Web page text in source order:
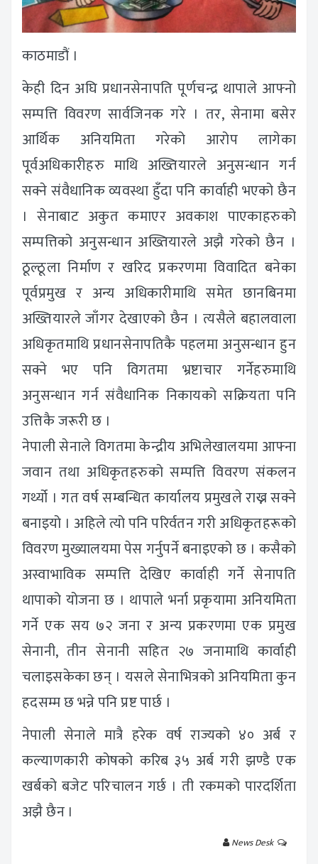
काठमाडौं ।
केही दिन अघि प्रधानसेनापति पूर्णचन्द्र थापाले आफ्नो
सम्पत्ति विवरण सार्वजिनक गरे । तर, सेनामा बसेर
आर्थिक अनियमिता गरेको आरोप लागेका
पूर्वअधिकारीहरु माथि अख्तियारले अनुसन्धान गर्न
सक्ने संवैधानिक व्यवस्था हुँदा पनि कार्वाही भएको छैन
। सेनाबाट अकुत कमाएर अवकाश पाएकाहरुको
सम्पत्तिको अनुसन्धान अख्तियारले अझै गरेको छैन ।
ठूल्ठूला निर्माण र खरिद प्रकरणमा विवादित बनेका
पूर्वप्रमुख र अन्य अधिकारीमाथि समेत छानबिनमा
अख्तियारले जाँगर देखाएको छैन । त्यसैले बहालवाला
अधिकृतमाथि प्रधानसेनापतिकै पहलमा अनुसन्धान हुन
सक्ने भए पनि विगतमा भ्रष्टाचार गर्नेहरुमाथि
अनुसन्धान गर्न संवैधानिक निकायको सक्रियता पनि
उत्तिकै जरूरी छ ।
नेपाली सेनाले विगतमा केन्द्रीय अभिलेखालयमा आफ्ना
जवान तथा अधिकृतहरुको सम्पत्ति विवरण संकलन
गर्थ्यो । गत वर्ष सम्बन्धित कार्यालय प्रमुखले राख्न सक्ने
बनाइयो । अहिले त्यो पनि परिर्वतन गरी अधिकृतहरूको
विवरण मुख्यालयमा पेस गर्नुपर्ने बनाइएको छ । कसैको
अस्वाभाविक सम्पत्ति देखिए कार्वाही गर्ने सेनापति
थापाको योजना छ । थापाले भर्ना प्रकृयामा अनियमिता
गर्ने एक सय ७२ जना र अन्य प्रकरणमा एक प्रमुख
सेनानी, तीन सेनानी सहित २७ जनामाथि कार्वाही
चलाइसकेका छन् । यसले सेनाभित्रको अनियमिता कुन
हदसम्म छ भन्ने पनि प्रष्ट पार्छ ।
नेपाली सेनाले मात्रै हरेक वर्ष राज्यको ४० अर्ब र
कल्याणकारी कोषको करिब ३५ अर्ब गरी झण्डै एक
खर्बको बजेट परिचालन गर्छ । ती रकमको पारदर्शिता
अझै छैन ।
News Desk